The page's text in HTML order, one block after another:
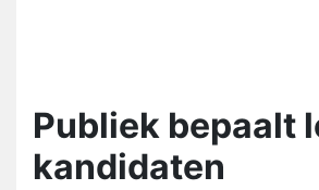
Publiek bepaalt
kandidaten